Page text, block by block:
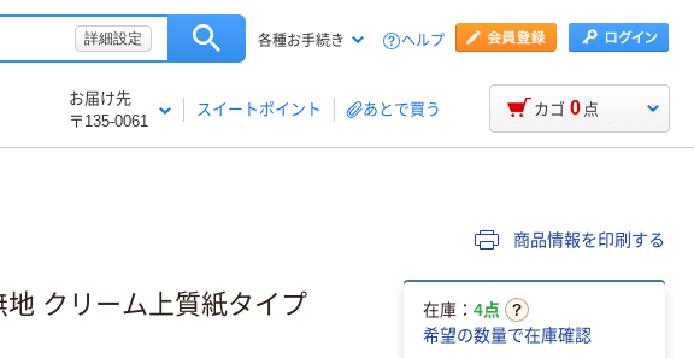
詳細設定 各種お手続き ヘルプ
お届け先
〒135-0061
スイートポイント あとで買う カゴ 0 点
商品情報を印刷する
クリーム上質紙タイプ
在庫： 4点
希望の数量で在庫確認